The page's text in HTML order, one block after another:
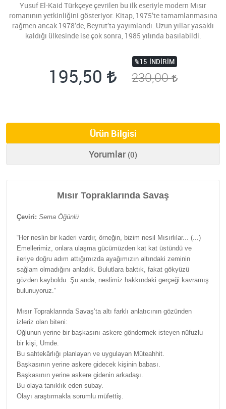
Yusuf El-Kaid Türkçeye çevrilen bu ilk eseriyle modern Mısır
romanının yetkinliğini gösteriyor. Kitap, 1975’te tamamlanmasına
rağmen ancak 1978’de, Beyrut’ta yayımlandı. Uzun yıllar yasaklı
kaldığı ülkesinde ise çok sonra, 1985 yılında basılabildi.
195,50
%15 İNDIRIM
230,00
Ürün Bilgisi
Yorumlar (0)
Mısır Topraklarında Savaş
Çeviri: Sema Öğünlü
“Her neslin bir kaderi vardır, örneğin, bizim nesil Mısırlılar... (...)
Emellerimiz, onlara ulaşma gücümüzden kat kat üstündü ve
ileriye doğru adım attığımızda ayağımızın altındaki zeminin
sağlam olmadığını anladık. Bulutlara baktık, fakat gökyüzü
gözden kayboldu. Şu anda, neslimiz hakkındaki gerçeği kavramış
bulunuyoruz.”
Mısır Topraklarında Savaş’ta altı farklı anlatıcının gözünden
izleriz olan biteni:
Oğlunun yerine bir başkasını askere göndermek isteyen nüfuzlu
bir kişi, Umde.
Bu sahtekârlığı planlayan ve uygulayan Müteahhit.
Başkasının yerine askere gidecek kişinin babası.
Başkasının yerine askere gidenin arkadaşı.
Bu olaya tanıklık eden subay.
Olayı araştırmakla sorumlu müfettiş.